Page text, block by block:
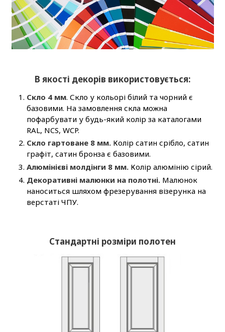
В якості декорів використовується:
Скло 4 мм. Скло у кольорі білий та чорний є
базовими. На замовлення скла можна
пофарбувати у будь-який колір за каталогами
RAL, NCS, WCP.
Скло гартоване 8 мм.Колір сатин срібло, сатин
графіт, сатин бронза є базовими.
Алюмінієві молдінги 8 мм.Колір алюмінію сірий.
Декоративні малюнки на полотні.Малюнок
наноситься шляхом фрезерування візерунка на
верстаті ЧПУ.
Стандартні розміри полотен